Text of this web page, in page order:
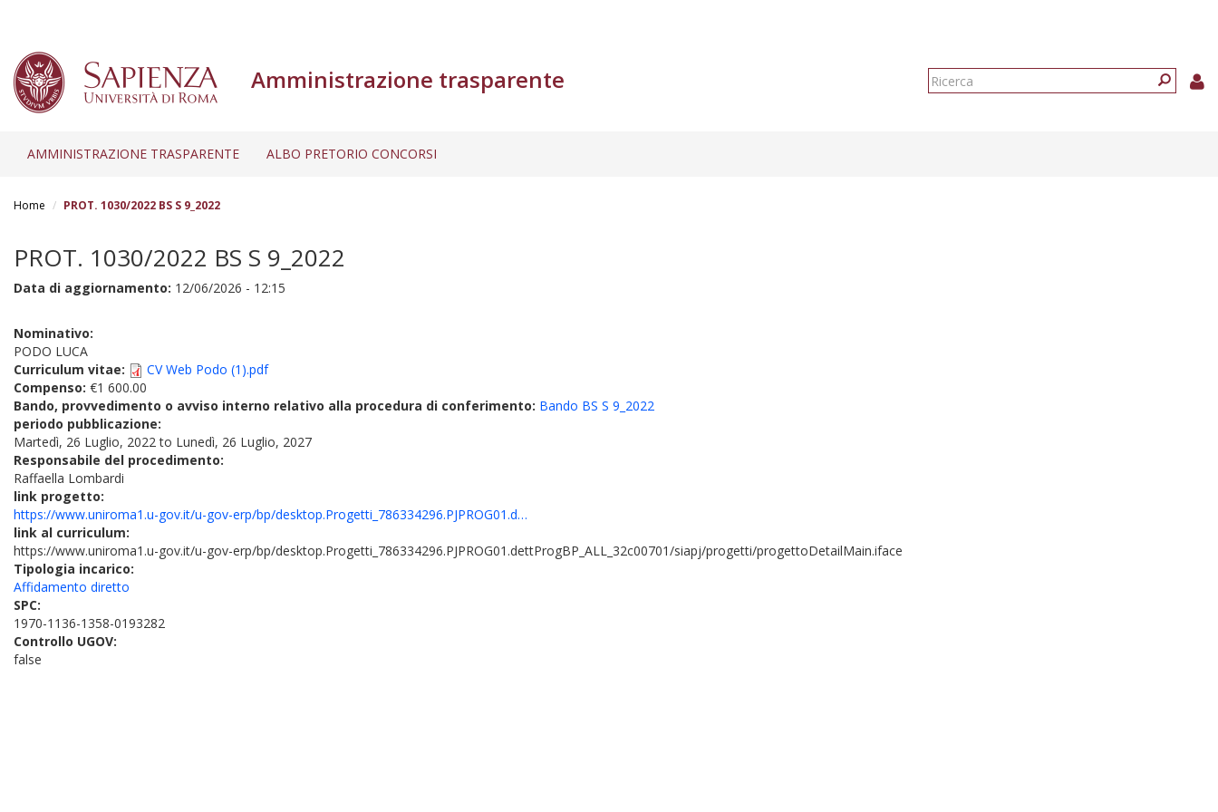
Amministrazione trasparente
Form
AMMINISTRAZIONE TRASPARENTE ALBO PRETORIO CONCORSI
Home PROT. 1030/2022 BS S 9_2022
PROT. 1030/2022 BS S 9_2022
Data di aggiornamento: 12/06/2026 - 12:15
Nominativo:
PODO LUCA
Curriculum vitae:
CV Web Podo (1).pdf
Compenso: €1 600.00
Bando, provvedimento o avviso interno relativo alla procedura di conferimento: Bando BS S 9_2022
periodo pubblicazione:
Martedì, 26 Luglio, 2022to Lunedì, 26 Luglio, 2027
Responsabile del procedimento:
Raffaella Lombardi
link progetto:
https://www.uniroma1.u-gov.it/u-gov-erp/bp/desktop.Progetti_786334296.PJPROG01.d…
link al curriculum:
https://www.uniroma1.u-gov.it/u-gov-erp/bp/desktop.Progetti_786334296.PJPROG01.dettProgBP_ALL_32c00701/siapj/progetti/progettoDetailMain.iface
Tipologia incarico:
Affidamento diretto
SPC:
1970-1136-1358-0193282
Controllo UGOV:
false